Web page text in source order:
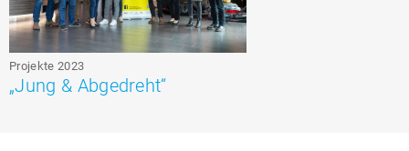
Projekte 2023
„Jung & Abgedreht“